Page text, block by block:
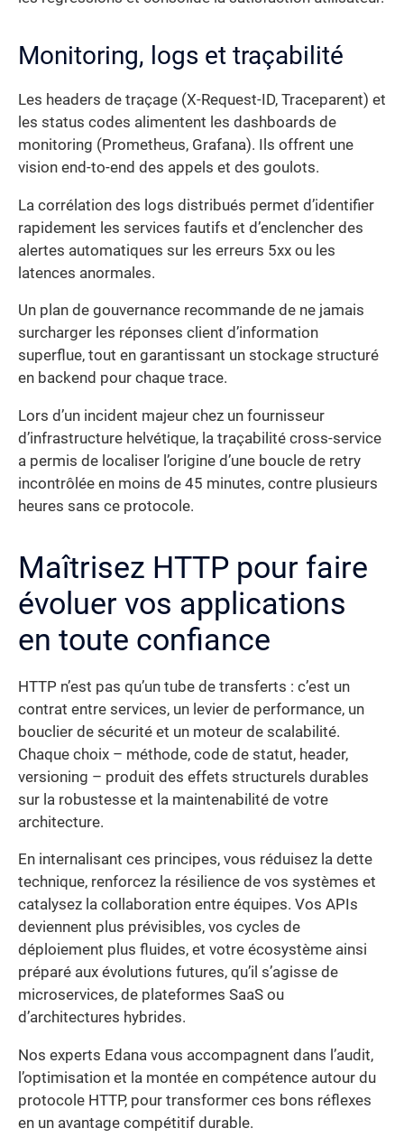
Monitoring, logs et traçabilité
Les headers de traçage (X-Request-ID, Traceparent) et
les status codes alimentent les dashboards de
monitoring (Prometheus, Grafana). Ils offrent une
vision end-to-end des appels et des goulots.
La corrélation des logs distribués permet d’identifier
rapidement les services fautifs et d’enclencher des
alertes automatiques sur les erreurs 5xx ou les
latences anormales.
Un plan de gouvernance recommande de ne jamais
surcharger les réponses client d’information
superflue, tout en garantissant un stockage structuré
en backend pour chaque trace.
Lors d’un incident majeur chez un fournisseur
d’infrastructure helvétique, la traçabilité cross-service
a permis de localiser l’origine d’une boucle de retry
incontrôlée en moins de 45 minutes, contre plusieurs
heures sans ce protocole.
Maîtrisez HTTP pour faire
évoluer vos applications
en toute confiance
HTTP n’est pas qu’un tube de transferts : c’est un
contrat entre services, un levier de performance, un
bouclier de sécurité et un moteur de scalabilité.
Chaque choix – méthode, code de statut, header,
versioning – produit des effets structurels durables
sur la robustesse et la maintenabilité de votre
architecture.
En internalisant ces principes, vous réduisez la dette
technique, renforcez la résilience de vos systèmes et
catalysez la collaboration entre équipes. Vos APIs
deviennent plus prévisibles, vos cycles de
déploiement plus fluides, et votre écosystème ainsi
préparé aux évolutions futures, qu’il s’agisse de
microservices, de plateformes SaaS ou
d’architectures hybrides.
Nos experts Edana vous accompagnent dans l’audit,
l’optimisation et la montée en compétence autour du
protocole HTTP, pour transformer ces bons réflexes
en un avantage compétitif durable.